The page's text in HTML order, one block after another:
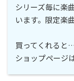
シリーズ毎に楽
います。限定楽
買ってくれると
ショップページ